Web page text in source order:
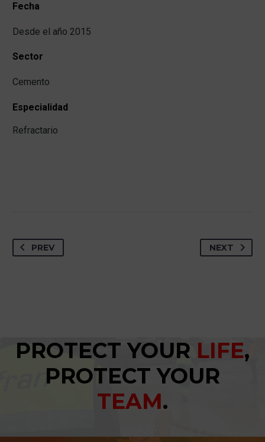
Fecha
Desde el año 2015
Sector
Cemento
Especialidad
Refractario
PREV NEXT
PROTECT YOUR LIFE,
PROTECT YOUR
TEAM.